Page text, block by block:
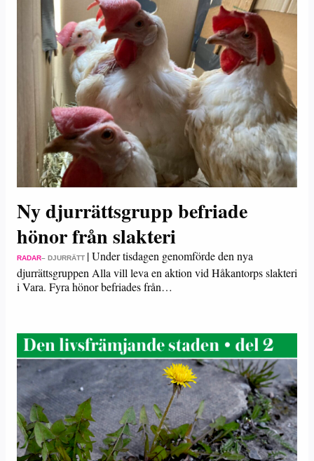
Ny djurrättsgrupp befriade
hönor från slakteri
RADAR– DJURRÄTT |Under tisdagen genomförde den nya
djurrättsgruppen Alla vill leva en aktion vid Håkantorps slakteri
i Vara. Fyra hönor befriades från…